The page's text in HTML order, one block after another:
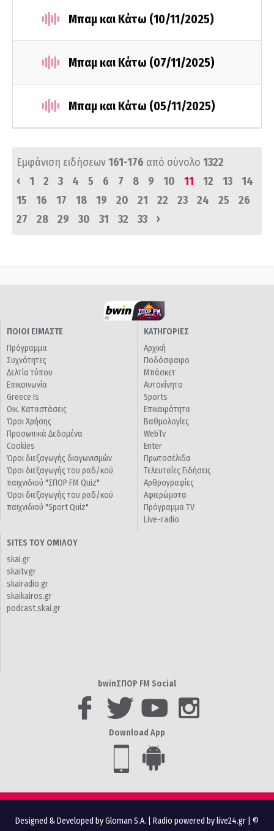
Μπαμ και Κάτω (10/11/2025)
Μπαμ και Κάτω (07/11/2025)
Μπαμ και Κάτω (05/11/2025)
Εμφάνιση ειδήσεων161-176 από σύνολο 1322
‹
1 2 3 4 5 6 7 8 9 10 11 12 13
14
15
16 17 18 19 20 21 22 23 24 25
26
27
28 29 30 31 32 33 ›
ΠΟΙΟΙ ΕΙΜΑΣΤΕ
Πρόγραμμα
Συχνότητες
Δελτία τύπου
Επικοινωνία
Greece Is
Οικ. Καταστάσεις
Όροι Χρήσης
Προσωπικά Δεδομένα
Cookies
Όροι διεξαγωγής διαγωνισμών
Όροι διεξαγωγής του ραδ/κού
παιχνιδιού "ΣΠΟΡ FM Quiz"
Όροι διεξαγωγής του ραδ/κού
παιχνιδιού "Sport Quiz"
ΚΑΤΗΓΟΡΙΕΣ
Αρχική
Ποδόσφαιρο
Μπάσκετ
Αυτοκίνητο
Sports
Επικαιρότητα
Βαθμολογίες
WebTv
Enter
Πρωτοσέλιδα
Τελευταίες Ειδήσεις
Αρθρογραφίες
Αφιερώματα
Πρόγραμμα TV
Live-radio
SITES ΤΟΥ ΟΜΙΛΟΥ
skai.gr
skaitv.gr
skairadio.gr
skaikairos.gr
podcast.skai.gr
bwinΣΠΟΡ FM Social
Download App
Designed & Developed by Gloman S.A. Radio powered by live24.gr | ©